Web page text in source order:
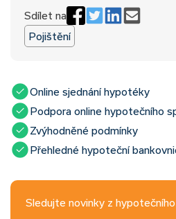
Sdílet na
Pojištění
Online sjednání hypotéky
Podpora online hypotečního
Zvýhodněné podmínky
Přehledné hypoteční
Sledujte novinky z